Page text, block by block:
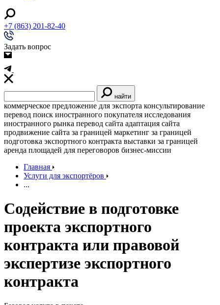
+7 (863) 201-82-40
Задать вопрос
найти
коммерческое предложение для экспорта консультирование
перевод поиск иностранного покупателя исследования
иностранного рынка перевод сайта адаптация сайта
продвижение сайта за границей маркетинг за границей
подготовка экспортного контракта выставки за границей
аренда площадей для переговоров бизнес-миссии
Главная
Услуги для экспортёров
...
Содействие в подготовке
проекта экспортного
контракта или правовой
экспертизе экспортного
контракта